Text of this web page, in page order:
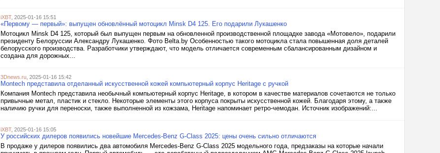
iXBT, 2025-01-16 15:51
«Первому — первый»: выпущен обновлённый мотоцикл Minsk D4 125. Его подарили Лукашенко
Мотоцикл Minsk D4 125, который был выпущен первым на обновленной производственной площадке завода «Мотовело», подарили
президенту Белоруссии Александру Лукашенко. Фото Belta.by Особенностью такого мотоцикла стала повышенная доля деталей
белорусского производства. Разработчики утверждают, что модель отличается современным сбалансированным дизайном и
создана для дорожных...
3Dnews.ru , 2025-01-16 15:42
Montech представила отделанный искусственной кожей компьютерный корпус Heritage с ручкой
Компания Montech представила необычный компьютерный корпус Heritage, в котором в качестве материалов сочетаются не только
привычные метал, пластик и стекло. Некоторые элементы этого корпуса покрыты искусственной кожей. Благодаря этому, а также
наличию ручки для переноски, также выполненной из кожзама, Heritage напоминает ретро-чемодан. Источник изображений:...
iXBT, 2025-01-16 15:05
У российских дилеров появились новейшие Mercedes-Benz G-Class 2025: цены очень сильно отличаются
В продаже у дилеров появились два автомобиля Mercedes-Benz G-Class 2025 модельного года, предзаказы на которые начали